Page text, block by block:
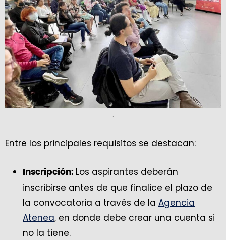
.
Entre los principales requisitos se destacan:
Inscripción: Los aspirantes deberán
inscribirse antes de que finalice el plazo de
la convocatoria a través de la Agencia
Atenea, en donde debe crear una cuenta si
no la tiene.